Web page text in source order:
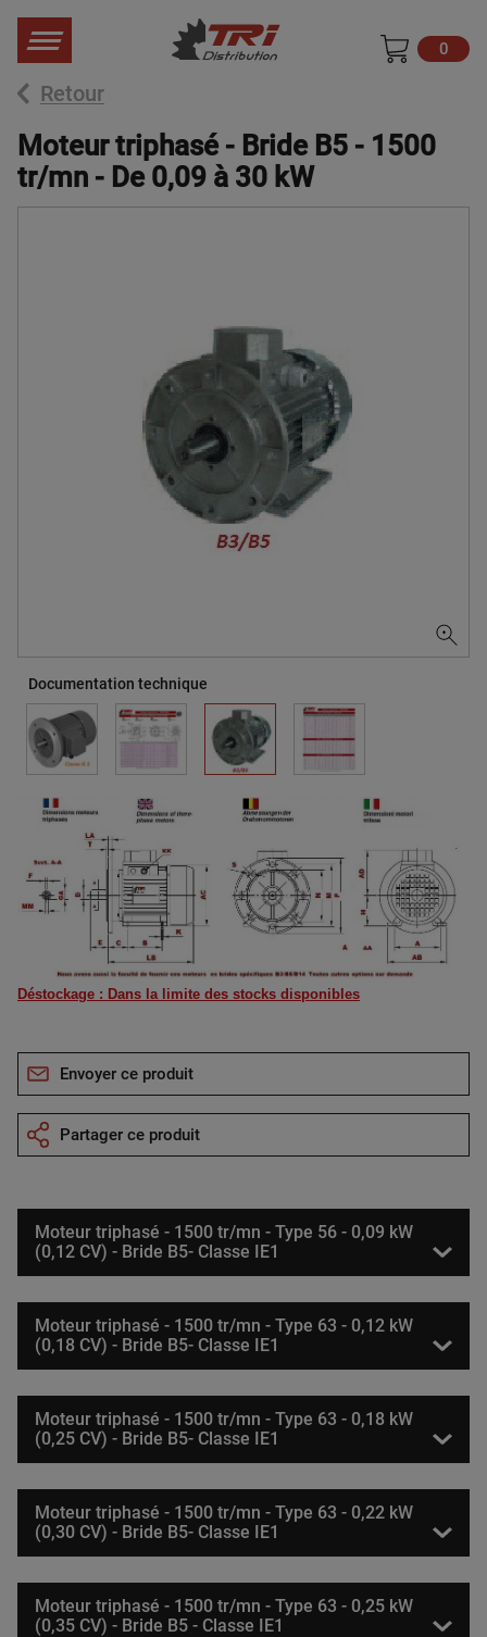
0
Retour
Moteur triphasé - Bride B5 - 1500
tr/mn - De 0,09 à 30 kW
Documentation technique
Déstockage : Dans la limite des stocks disponibles
Envoyer ce produit
Partager ce produit
Moteur triphasé - 1500 tr/mn - Type 56 - 0,09 kW
(0,12 CV) - Bride B5- Classe IE1
Moteur triphasé - 1500 tr/mn - Type 63 - 0,12 kW
(0,18 CV) - Bride B5- Classe IE1
Moteur triphasé - 1500 tr/mn - Type 63 - 0,18 kW
(0,25 CV) - Bride B5- Classe IE1
Moteur triphasé - 1500 tr/mn - Type 63 - 0,22 kW
(0,30 CV) - Bride B5- Classe IE1
Moteur triphasé - 1500 tr/mn - Type 63 - 0,25 kW
(0,35 CV) - Bride B5 - Classe IE1